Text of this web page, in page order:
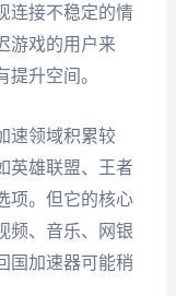
连接不稳定的情
游戏的用户来
升空间。
速领域积累较
英雄联盟、王者
项。但它的核心
频、音乐、网银
国加速器可能稍